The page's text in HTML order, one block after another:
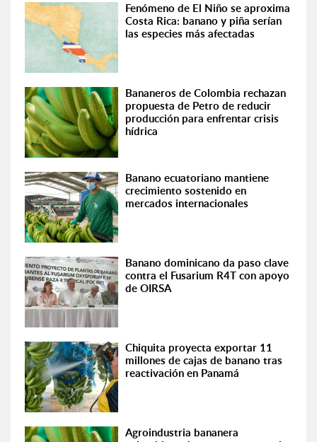
Fenómeno de El Niño se aproxima
Costa Rica: banano y piña serían
las especies más afectadas
Bananeros de Colombia rechazan
propuesta de Petro de reducir
producción para enfrentar crisis
hídrica
Banano ecuatoriano mantiene
crecimiento sostenido en
mercados internacionales
Banano dominicano da paso clave
contra el Fusarium R4T con apoyo
de OIRSA
Chiquita proyecta exportar 11
millones de cajas de banano tras
reactivación en Panamá
Agroindustria bananera